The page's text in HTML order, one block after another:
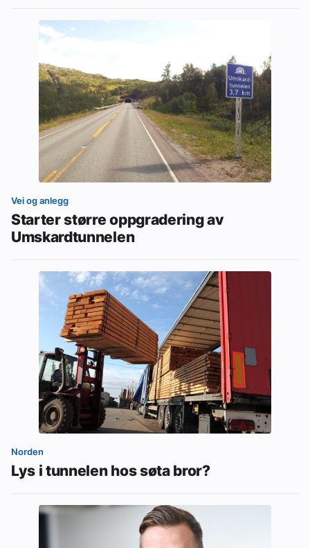
Vei og anlegg
Starter større oppgradering av
Umskardtunnelen
Norden
Lys i tunnelen hos søta bror?